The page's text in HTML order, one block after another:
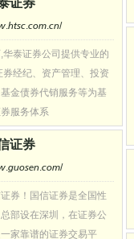
泰证券公司提供专业的
经纪、资产管理、投资
金债券代销服务等为基
服务体系
证券
券！国信证券是全国性
部设在深圳，在证券公
家靠谱的证券交易平